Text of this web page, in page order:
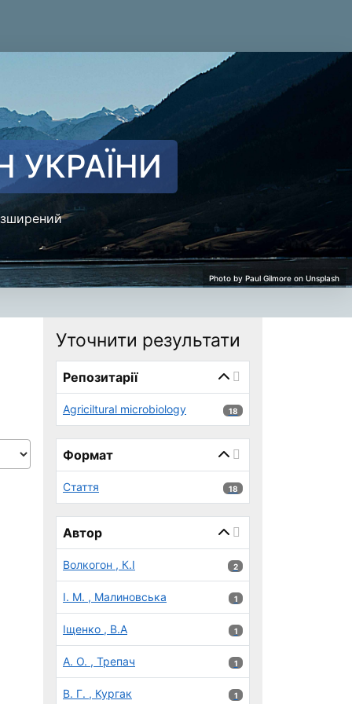
УКРАЇНИ
Уточнити результати
Репозитарії
Agriciltural microbiology 18 результатів
18
Формат
Стаття 18 результатів
18
Автор
Волкогон , К.І 2 результатів
2
І. М. , Малиновська 1 результатів
1
Іщенко , В.А 1 результатів
1
А. О. , Трепач 1 результатів
1
В. Г. , Кургак 1 результатів
1